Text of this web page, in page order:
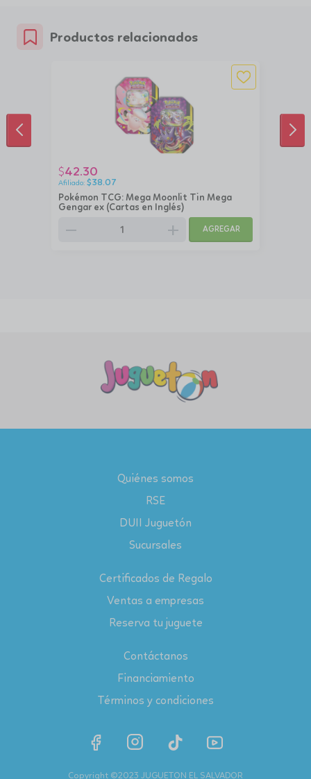
Productos relacionados
Pokémon TCG: Mega Moonlit Tin Mega
Gengar ex (Cartas en Inglés)
$42.30
$38.07
remove add AGREGAR
ANTERIOR
Quiénes somos
RSE
DUII Juguetón
Sucursales
Certificados de Regalo
Ventas a empresas
Reserva tu juguete
Contáctanos
Financiamiento
Términos y condiciones
Copyright ©2023 JUGUETON EL SALVADOR